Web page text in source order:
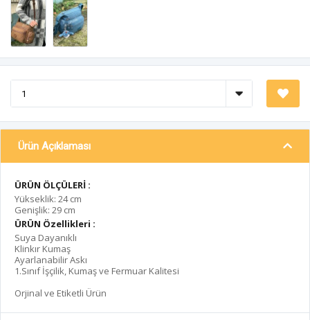
Ürün Açıklaması
ÜRÜN ÖLÇÜLERİ :
Yükseklik: 24 cm
Genişlik: 29 cm
ÜRÜN Özellikleri :
Suya Dayanıklı
Klinkır Kumaş
Ayarlanabilir Askı
1.Sınıf İşçilik, Kumaş ve Fermuar Kalitesi
Orjinal ve Etiketli Ürün